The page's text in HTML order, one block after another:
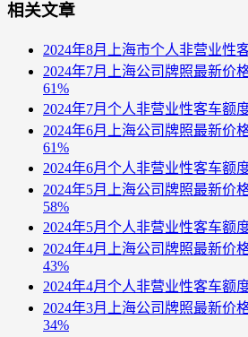
相关文章
2024年8月上海市个人非营业性
2024年7月上海公司牌照最新价
61%
2024年7月个人非营业性客车额
2024年6月上海公司牌照最新价
61%
2024年6月个人非营业性客车额
2024年5月上海公司牌照最新价
58%
2024年5月个人非营业性客车额
2024年4月上海公司牌照最新价
43%
2024年4月个人非营业性客车额
2024年3月上海公司牌照最新价
34%